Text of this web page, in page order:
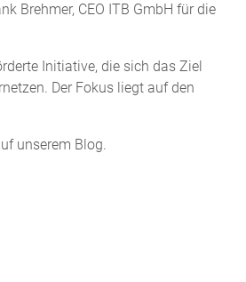
Brehmer, CEO ITB GmbH für die
Initiative, die sich das Ziel
Der Fokus liegt auf den
unserem Blog.